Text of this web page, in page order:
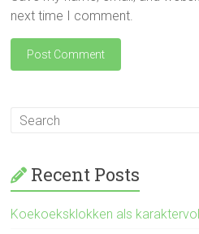
next time I comment.
Recent Posts
Koekoeksklokken als